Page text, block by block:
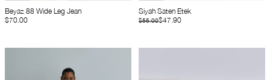
Beyaz 88 Wide Leg Jean
$70.00
Siyah Saten Etek
$47.90
$55.00